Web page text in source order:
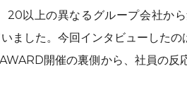
20以上の異なるグループ会社か
ました。今回インタビューした
開催の裏側から、社員の反